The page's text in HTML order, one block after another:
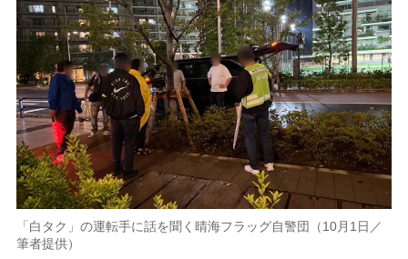
「白タク」の運転手に話を聞く晴海フラッグ自警団（10月1日／
筆者提供）